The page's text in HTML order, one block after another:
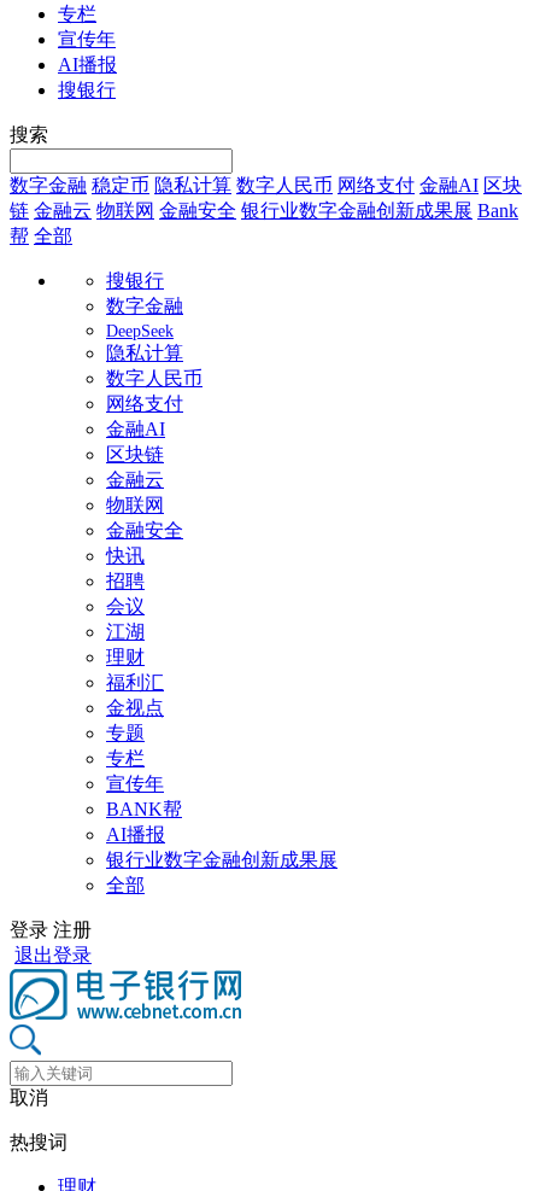
专栏
宣传年
AI播报
搜银行
搜索
数字金融 稳定币 隐私计算 数字人民币 网络支付 金融AI 区块
链 金融云 物联网 金融安全 银行业数字金融创新成果展 Bank
帮 全部
搜银行
数字金融
DeepSeek
隐私计算
数字人民币
网络支付
金融AI
区块链
金融云
物联网
金融安全
快讯
招聘
会议
江湖
理财
福利汇
金视点
专题
专栏
宣传年
BANK帮
AI播报
银行业数字金融创新成果展
全部
登录 注册
退出登录
取消
热搜词
理财